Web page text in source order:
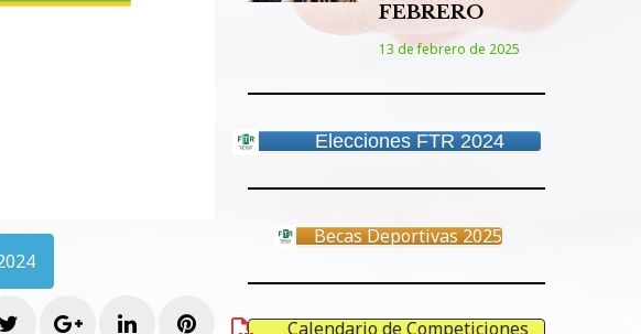
TwitterGoogle+LinkedInPinterest
FEBRERO
13 de febrero de 2025
Elecciones FTR 2024
Becas Deportivas 2025
Calendario de Competiciones